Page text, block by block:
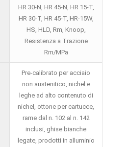
HR 30-N, HR 45-N, HR 15-T,
HR 30-T, HR 45-T, HR-15W,
HS, HLD, Rm, Knoop,
Resistenza a Trazione
Rm/MPa
Pre-calibrato per acciaio
non austenitico, nichel e
leghe ad alto contenuto di
nichel, ottone per cartucce,
rame dal n. 102 al n. 142
inclusi, ghise bianche
legate, prodotti in alluminio